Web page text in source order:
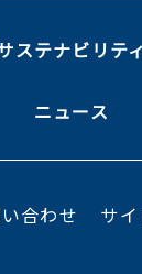
ステナビリティ
ニュース
合わせ サ